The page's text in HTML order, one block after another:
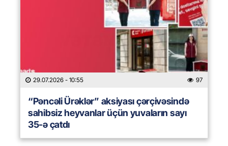
29.07.2026 - 10:55 97
“Pəncəli Ürəklər” aksiyası çərçivəsində
sahibsiz heyvanlar üçün yuvaların sayı
35-ə çatdı